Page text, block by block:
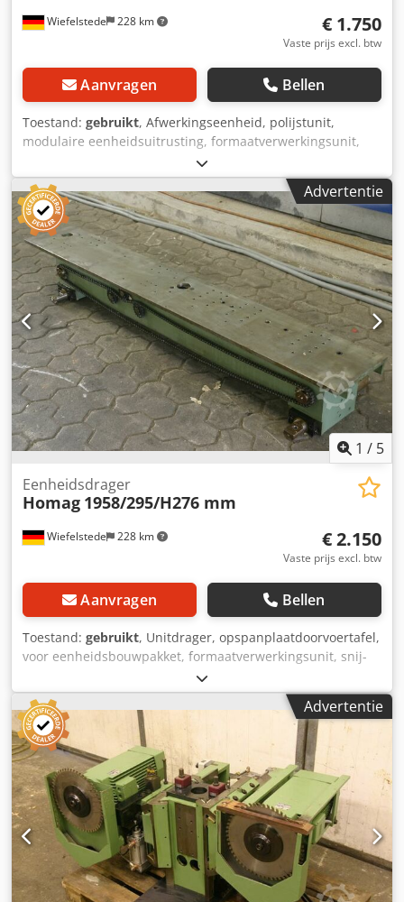
Wiefelstede 228 km € 1.750
Vaste prijs excl. btw
Aanvragen Bellen
Toestand: gebruikt, Afwerkingseenheid, polijstunit,
modulaire eenheidsuitrusting, formaatverwerkingsunit,
dubbelzijdige profiler, randverwerkingsmachine, na de
schraper voor randverwerkingsmachine -HOMAG-
afwerkingseenheid voor het aanbrengen van
reinigingsmiddelen met poetsinrichting voor het
verwijderen van lijmresten op PVC-randen -met oscillatie -
Zweven -kant: verstelbaar -hoogte: instelbaar -Aantal: 4x
beschikbaar -Prijs: per stuk -Maten: 580/350/H460 mm
Cedpeb Sc Sxefx Alcerf -gewicht: 28 kg
Advertentie
1 / 5
Wiefelstede 228 km
Eenheidsdrager
Homag 1958/295/H276 mm
€ 2.150
Vaste prijs excl. btw
Aanvragen Bellen
Toestand: gebruikt, Unitdrager, opspanplaatdoorvoertafel,
voor eenheidsbouwpakket, formaatverwerkingsunit, snij-
unit, freesunit, profielfreesunit, voegfreesunit, snij-unit,
dubbelzijdige profilering, kantenbewerkingsmachine,
scoremotor, versnipperaarmotor, freesmotor voor
kantenbewerkingsmachine -HOMAG eenheidsdrager voor
freesunits -met zwaar leiderschap Crodpfx Alob Uhpaocof -
lateraal verplaatsbaar -met een teller -Tafelhoogte: 276
mm -Tafeloppervlak: 1958 x 295 mm -Tabeldikte: 18 mm -
Prijs: per stuk -Aantal: 2x beschikbaar -Maten:
1958/295/H276 mm -gewicht: 208 kg
Advertentie